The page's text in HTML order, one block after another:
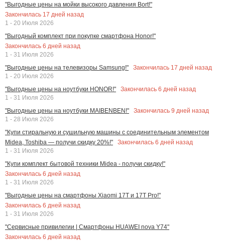
"Выгодные цены на мойки высокого давления Bort!"
Закончилась 17 дней назад
1 - 20 Июля 2026
"Выгодный комплект при покупке смартфона Honor!"
Закончилась 6 дней назад
1 - 31 Июля 2026
"Выгодные цены на телевизоры Samsung!"
Закончилась 17 дней назад
1 - 20 Июля 2026
"Выгодные цены на ноутбуки HONOR!"
Закончилась 6 дней назад
1 - 31 Июля 2026
"Выгодные цены на ноутбуки MAIBENBEN!"
Закончилась 9 дней назад
1 - 28 Июля 2026
"Купи стиральную и сушильную машины с соединительным элементом
Midea, Toshiba — получи скидку 20%!"
Закончилась 6 дней назад
1 - 31 Июля 2026
"Купи комплект бытовой техники Midea - получи скидку!"
Закончилась 6 дней назад
1 - 31 Июля 2026
"Выгодные цены на смартфоны Xiaomi 17T и 17T Pro!"
Закончилась 6 дней назад
1 - 31 Июля 2026
"Сервисные привилегии | Смартфоны HUAWEI nova Y74"
Закончилась 6 дней назад